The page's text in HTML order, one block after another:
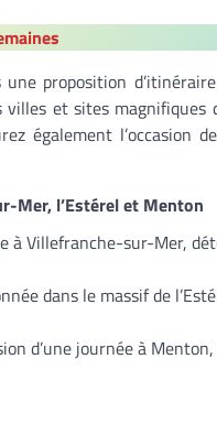
une proposition
et sites magnifiques
également
Mer, l’Estérel et Menton
à Villefranche-sur-Mer,
dans le massif de
d’une journée à